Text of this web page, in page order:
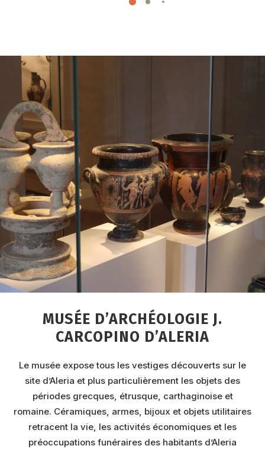
Sciaccarelluplein de caractère, un
Glissez-vous dans les rangées de vignes et
saisissez l’instant. Le paysage est définitivement
spectaculaire : la montagne s’élève devant vous
et vous offre une dualité incomparable entre la
En partant à la découverte des vins de l’Oriente,
explorez aussi une mosaïque de paysages et de
cultures diversifiés : les ruelles fleuries de
Pietraserena,les points de vue imprenables
depuis la ligne de crêted’Ampriani,les tours
pisanes intemporelles qui traversent
Zuani,ou
les fêtes villageoises de Pancheraccia.
Un voyage au fil du goût, mais aussi de
l’histoire, entre patrimoine vivant et nature
généreuse à explorer au plus vite !
MUSÉE D’ARCHÉOLOGIE J.
CARCOPINO D’ALERIA
Le musée expose tous les vestiges découverts sur le
site d’Aleria et plus particulièrement les objets des
périodes grecques, étrusque, carthaginoise et
romaine. Céramiques, armes, bijoux et objets utilitaires
retracent la vie, les activités économiques et les
préoccupations funéraires des habitants d’Aleria